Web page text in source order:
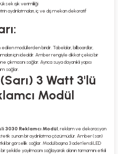
ışık verimliliği
aydınlatmaları, iç ve dış mekan dekoratif
modüllerden biridir. Tabelalar, billboardlar,
için idealdir. Amber rengiyle dikkat çekici bir
sağlar. Ayrıca suya dayanıklı yapısı
sağlar.
3 Watt 3'lü
Modül
3030 Reklamcı Modül, reklam ve dekorasyon
sunan bir aydınlatma çözümüdür. Amber (sarı)
bir görsellik sağlar. Modül başına 3 adet lensli LED
şekilde yayılmasını sağlayarak alanın tamamını etkili